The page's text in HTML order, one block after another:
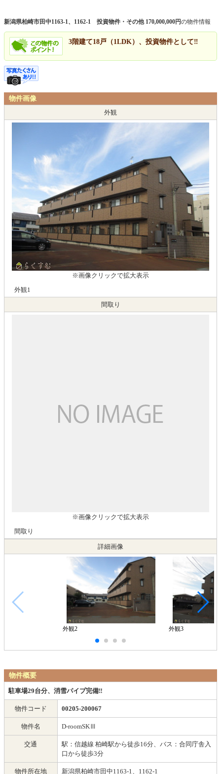
新潟県柏崎市田中1163-1、1162-1 投資物件・その他 170,000,000円の物件情報
3階建て18戸（1LDK）、投資物件として‼
物件画像
外観
間取り
※画像クリックで拡大表示
外観1
※画像クリックで拡大表示
間取り
詳細画像
外観2 外観3
物件概要
駐車場29台分、消雪パイプ完備‼
物件コード 00205-200067
物件名 D-roomSKⅢ
交通
駅：信越線 柏崎駅から徒歩16分、バス：合同庁舎入
口から徒歩3分
物件所在地 新潟県柏崎市田中1163-1、1162-1